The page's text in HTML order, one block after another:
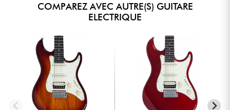
COMPAREZ AVEC AUTRE(S) GUITARE
ELECTRIQUE